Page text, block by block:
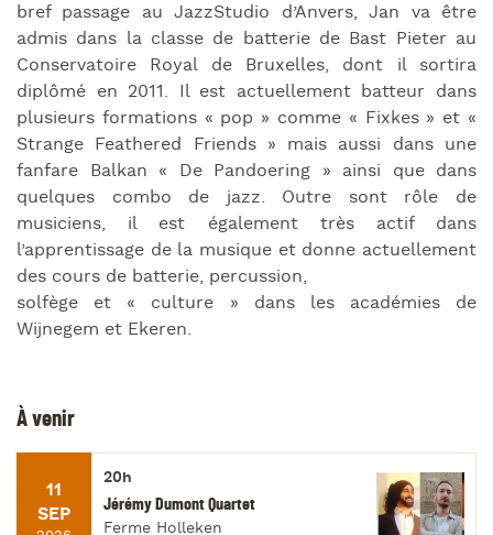
bref passage au JazzStudio d’Anvers, Jan va être
admis dans la classe de batterie de Bast Pieter au
Conservatoire Royal de Bruxelles, dont il sortira
diplômé en 2011. Il est actuellement batteur dans
plusieurs formations « pop » comme « Fixkes » et «
Strange Feathered Friends » mais aussi dans une
fanfare Balkan « De Pandoering » ainsi que dans
quelques combo de jazz. Outre sont rôle de
musiciens, il est également très actif dans
l’apprentissage de la musique et donne actuellement
des cours de batterie, percussion,
solfège et « culture » dans les académies de
Wijnegem et Ekeren.
À venir
11
SEP
20h
Jérémy Dumont Quartet
Ferme Holleken